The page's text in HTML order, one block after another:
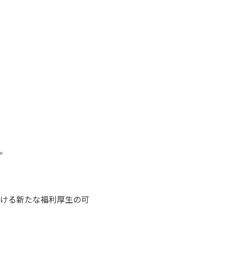
る新たな福利厚生の可